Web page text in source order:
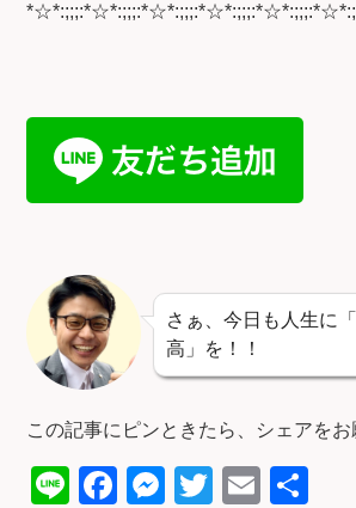
さぁ、今日も人生に
高」を！！
この記事にピンときたら、シェアをお
Li
F
M
T
E